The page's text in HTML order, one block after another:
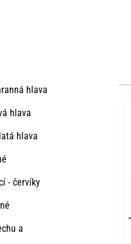
hlava
hlava
hlava
- červíky
a